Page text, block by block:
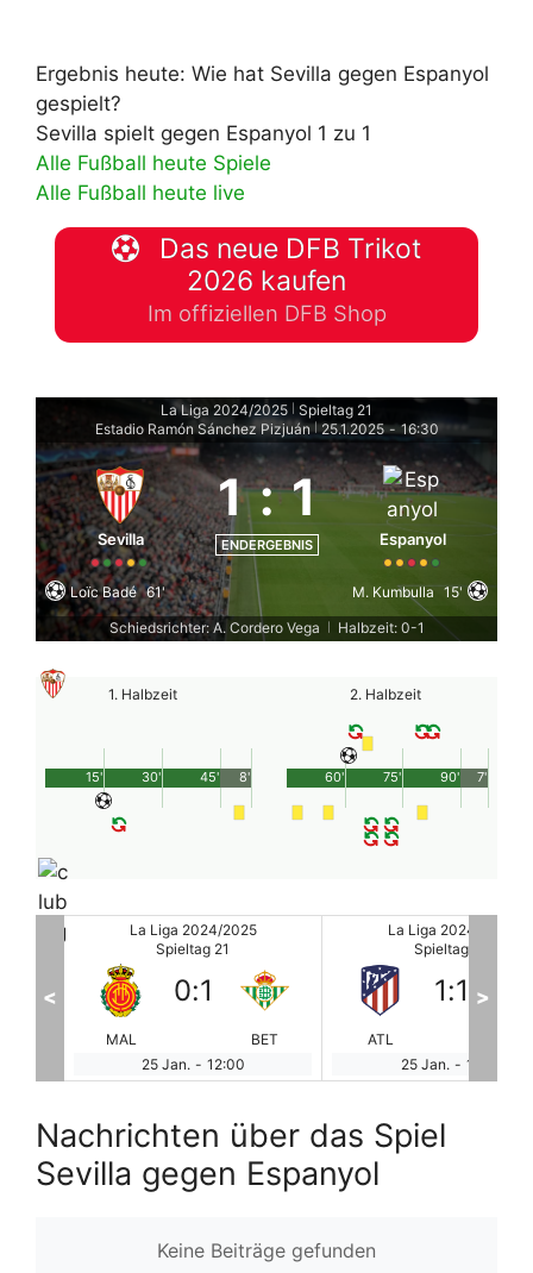
Ergebnis heute: Wie hat Sevilla gegen Espanyol
gespielt?
Sevilla spielt gegen Espanyol 1 zu 1
Alle Fußball heute Spiele
Alle Fußball heute live
Das neue DFB Trikot
2026 kaufen
Im offiziellen DFB Shop
La Liga 2024/2025 Spieltag 21
Estadio Ramón Sánchez Pizjuán | 25.1.2025 - 16:30
Sevilla
1 : 1
ENDERGEBNIS Espanyol
Loïc Badé 61' M. Kumbulla 15'
Schiedsrichter: A. Cordero Vega
Halbzeit: 0-1
1. Halbzeit
45'
15' 30' 8'
2. Halbzeit
90'
60' 75' 7'
La Liga 2024/2025
Spieltag 21
ATL
1:1
VIL
25 Jan. - 14:15
La Liga 2024/2025
Spieltag 21
SEV
1:1
25 Jan. - 16:30
< >
Nachrichten über das Spiel
Sevilla gegen Espanyol
Keine Beiträge gefunden